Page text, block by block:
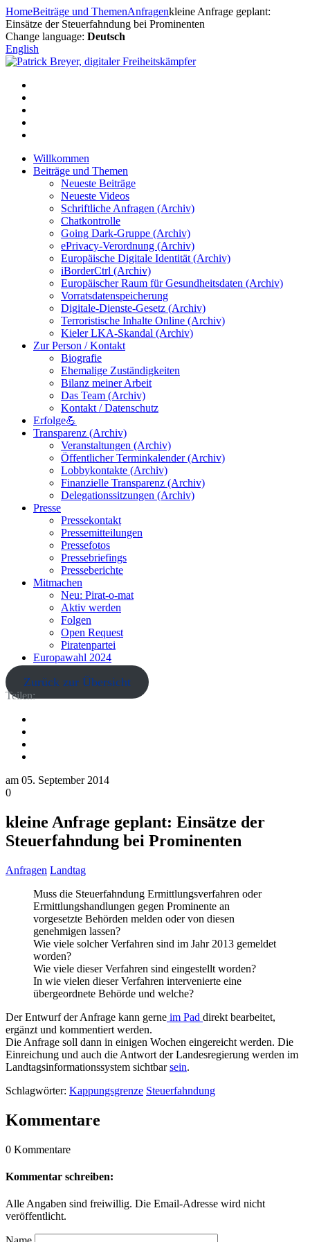
Zum
Inhalt
springen
HomeBeiträge und ThemenAnfragenkleine Anfrage geplant:
Einsätze der Steuerfahndung bei Prominenten
Change language: Deutsch
English
Willkommen
Beiträge und Themen
Neueste Beiträge
Neueste Videos
Schriftliche Anfragen (Archiv)
Chatkontrolle
Going Dark-Gruppe (Archiv)
ePrivacy-Verordnung (Archiv)
Europäische Digitale Identität (Archiv)
iBorderCtrl (Archiv)
Europäischer Raum für Gesundheitsdaten (Archiv)
Vorratsdatenspeicherung
Digitale-Dienste-Gesetz (Archiv)
Terroristische Inhalte Online (Archiv)
Kieler LKA-Skandal (Archiv)
Zur Person / Kontakt
Biografie
Ehemalige Zuständigkeiten
Bilanz meiner Arbeit
Das Team (Archiv)
Kontakt / Datenschutz
Erfolge💪
Transparenz (Archiv)
Veranstaltungen (Archiv)
Öffentlicher Terminkalender (Archiv)
Lobbykontakte (Archiv)
Finanzielle Transparenz (Archiv)
Delegationssitzungen (Archiv)
Presse
Pressekontakt
Pressemitteilungen
Pressefotos
Pressebriefings
Presseberichte
Mitmachen
Neu: Pirat-o-mat
Aktiv werden
Folgen
Open Request
Piratenpartei
Europawahl 2024
Zurück zur Übersicht
Teilen:
am 05. September 2014
0
kleine Anfrage geplant: Einsätze der
Steuerfahndung bei Prominenten
Anfragen Landtag
Muss die Steuerfahndung Ermittlungsverfahren oder
Ermittlungshandlungen gegen Prominente an
vorgesetzte Behörden melden oder von diesen
genehmigen lassen?
Wie viele solcher Verfahren sind im Jahr 2013 gemeldet
worden?
Wie viele dieser Verfahren sind eingestellt worden?
In wie vielen dieser Verfahren intervenierte eine
übergeordnete Behörde und welche?
Der Entwurf der Anfrage kann gerne im Pad direkt bearbeitet,
ergänzt und kommentiert werden.
Die Anfrage soll dann in einigen Wochen eingereicht werden. Die
Einreichung und auch die Antwort der Landesregierung werden im
Landtagsinformationssystem sichtbarsein.
Schlagwörter: Kappungsgrenze Steuerfahndung
Kommentare
0 Kommentare
Kommentar schreiben:
Alle Angaben sind freiwillig. Die Email-Adresse wird nicht
veröffentlicht.